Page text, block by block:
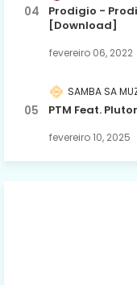
Prodigio -
[Download]
fevereiro 06, 2022
SAMBA SA
PTM Feat.
fevereiro 10, 2025